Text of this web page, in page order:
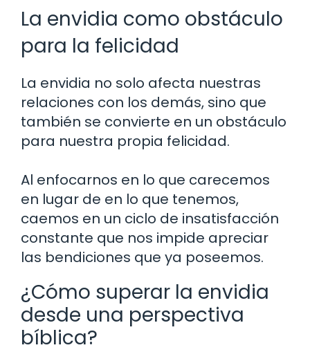
La envidia como obstáculo
para la felicidad
La envidia no solo afecta nuestras
relaciones con los demás, sino que
también se convierte en un obstáculo
para nuestra propia felicidad.
Al enfocarnos en lo que carecemos
en lugar de en lo que tenemos,
caemos en un ciclo de insatisfacción
constante que nos impide apreciar
las bendiciones que ya poseemos.
¿Cómo superar la envidia
desde una perspectiva
bíblica?